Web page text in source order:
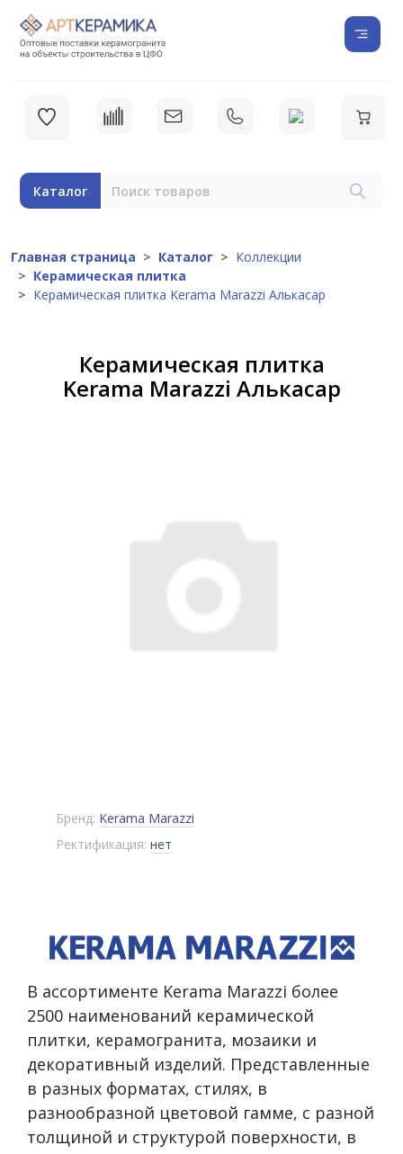
Каталог
Главная страница Каталог
Коллекции
Керамическая плитка
Керамическая плитка Kerama Marazzi Алькасар
Керамическая плитка
Kerama Marazzi Алькасар
Бренд: Kerama Marazzi
Ректификация: нет
В ассортименте Kerama Marazzi более
2500 наименований керамической
плитки, керамогранита, мозаики и
декоративный изделий. Представленные
в разных форматах, стилях, в
разнообразной цветовой гамме, с разной
толщиной и структурой поверхности, в